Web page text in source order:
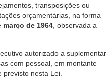
transposições ou
orçamentárias, na forma
março de 1964 , observada a
autorizado a suplementar
com pessoal, em montante
nesta Lei.